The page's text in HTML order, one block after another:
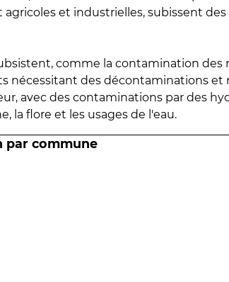
et industrielles, subissent
comme la contamination des
nécessitant des décontaminations et
avec des contaminations par des
la flore et les usages de l'eau.
par commune